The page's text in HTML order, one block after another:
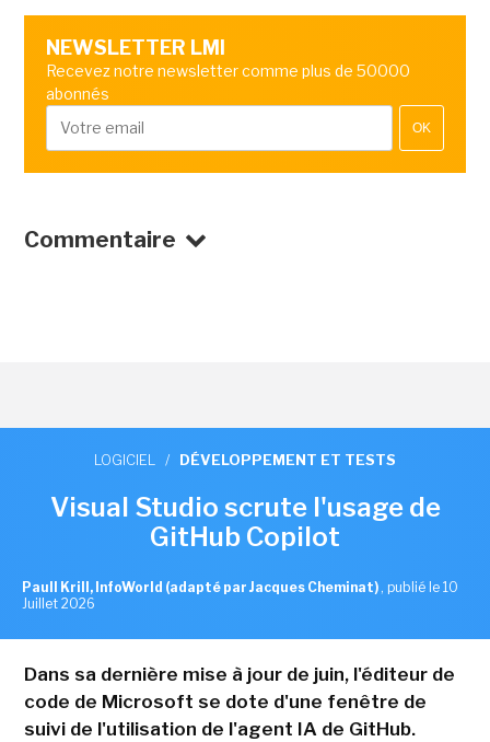
NEWSLETTER LMI
Recevez notre newsletter comme plus de 50000
abonnés
OK
Commentaire
LOGICIEL / DÉVELOPPEMENT ET TESTS
Visual Studio scrute l'usage de
GitHub Copilot
Paull Krill, InfoWorld (adapté par Jacques Cheminat) , publié le 10
Juillet 2026
Dans sa dernière mise à jour de juin, l'éditeur de
code de Microsoft se dote d'une fenêtre de
suivi de l'utilisation de l'agent IA de GitHub.